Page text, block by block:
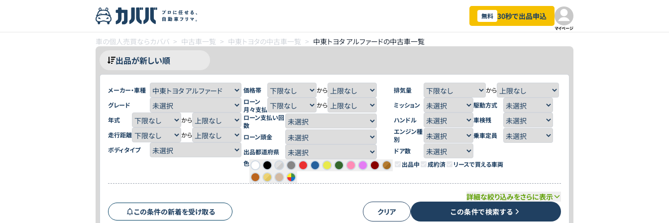
無料 30秒で出品申込
マイページ
車の個人売買ならカババ > 中古車一覧 > 中東トヨタの中古車一覧 > 中東トヨタ アルファードの中古車一覧
メーカー・車種
グレード
年式
から
走行距離
から
ボディタイプ
価格帯
から
ローン
月々支払
から
ローン支払い回
数
ローン頭金
出品都道府県
色
排気量
から
ミッション
駆動方式
ハンドル
車検残
エンジン種
別
乗車定員
ドア数
出品中
成約済 リースで買える車両
詳細な絞り込みをさらに表示
この条件の新着を受け取る
クリア この条件で検索する